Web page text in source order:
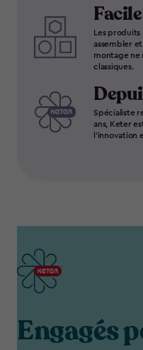
Les produits
assembler
montage ne
classiques.
Spécialiste
ans, Keter
l'innovation
Engagés